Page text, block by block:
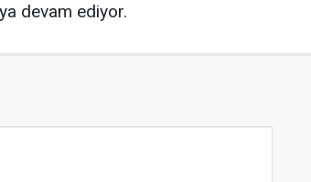
devam ediyor.